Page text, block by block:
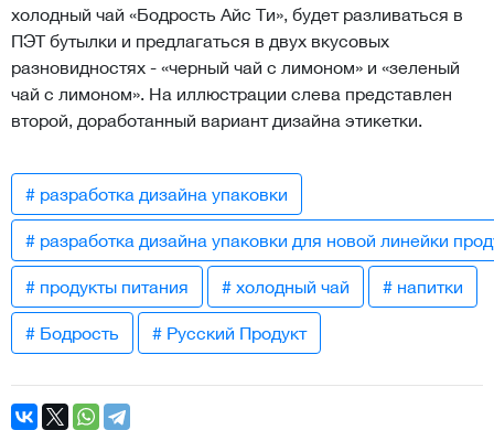
холодный чай «Бодрость Айс Ти», будет разливаться в
ПЭТ бутылки и предлагаться в двух вкусовых
разновидностях - «черный чай с лимоном» и «зеленый
чай с лимоном». На иллюстрации слева представлен
второй, доработанный вариант дизайна этикетки.
# разработка дизайна упаковки
# разработка дизайна упаковки для новой линейки
# продукты питания # холодный чай # напитки
# Бодрость # Русский Продукт